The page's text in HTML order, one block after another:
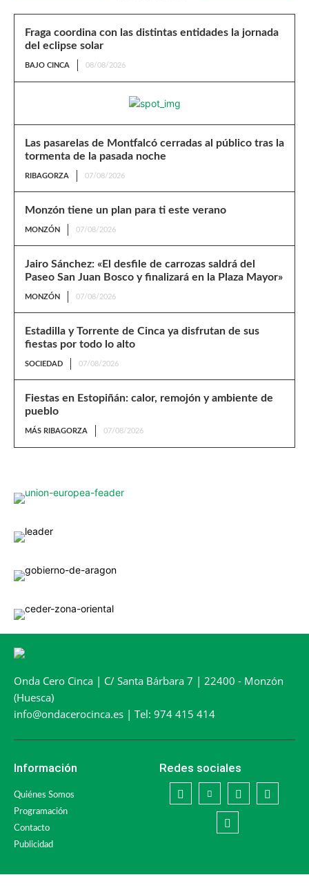
Fraga coordina con las distintas entidades la jornada
del eclipse solar
BAJO CINCA 08/08/2026
Las pasarelas de Montfalcó cerradas al público tras la
tormenta de la pasada noche
RIBAGORZA 07/08/2026
Monzón tiene un plan para ti este verano
MONZÓN 07/08/2026
Jairo Sánchez: «El desfile de carrozas saldrá del
Paseo San Juan Bosco y finalizará en la Plaza Mayor»
MONZÓN 07/08/2026
Estadilla y Torrente de Cinca ya disfrutan de sus
fiestas por todo lo alto
SOCIEDAD 07/08/2026
Fiestas en Estopiñán: calor, remojón y ambiente de
pueblo
MÁS RIBAGORZA 07/08/2026
Onda Cero Cinca | C/ Santa Bárbara 7 | 22400 - Monzón
(Huesca)
info@ondacerocinca.es | Tel: 974 415 414
Información
Quiénes Somos
Programación
Contacto
Publicidad
Redes sociales